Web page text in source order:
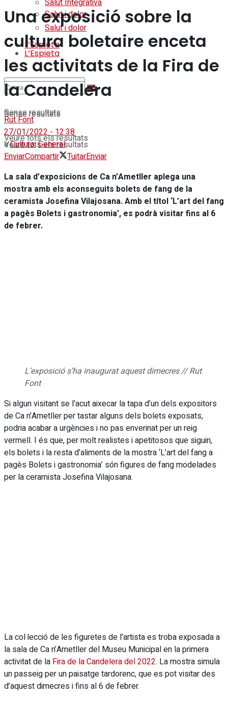
Salut i dolor
L’Espieta
Sense resultats
Veure tots els resultats
Salut Integrativa
Salut i dolor
L’Espieta
Sense resultats
Veure tots els resultats
Una exposició sobre la
cultura boletaire enceta
les activitats de la Fira de
la Candelera
Rut Font
27/01/2022 - 12:38
aCultura,General
EnviarCompartir TuitarEnviar
La sala d’exposicions de Ca n’Ametller aplega una
mostra amb els aconseguits bolets de fang de la
ceramista Josefina Vilajosana. Amb el títol ‘L’art del fang
a pagès Bolets i gastronomia’, es podrà visitar fins al 6
de febrer.
L’exposició s’ha inaugurat aquest dimecres // Rut
Font
Si algun visitant se l’acut aixecar la tapa d’un dels expositors
de Ca n’Ametller per tastar alguns dels bolets exposats,
podria acabar a urgències i no pas enverinat per un reig
vermell. I és que, per molt realistes i apetitosos que siguin,
els bolets i la resta d’aliments de la mostra ‘L’art del fang a
pagès Bolets i gastronomia’ són figures de fang modelades
per la ceramista Josefina Vilajosana.
La col·lecció de les figuretes de l’artista es troba exposada a
la sala de Ca n’Ametller del Museu Municipal en la primera
activitat de la Fira de la Candelera del 2022. La mostra simula
un passeig per un paisatge tardorenc, que es pot visitar des
d’aquest dimecres i fins al 6 de febrer.